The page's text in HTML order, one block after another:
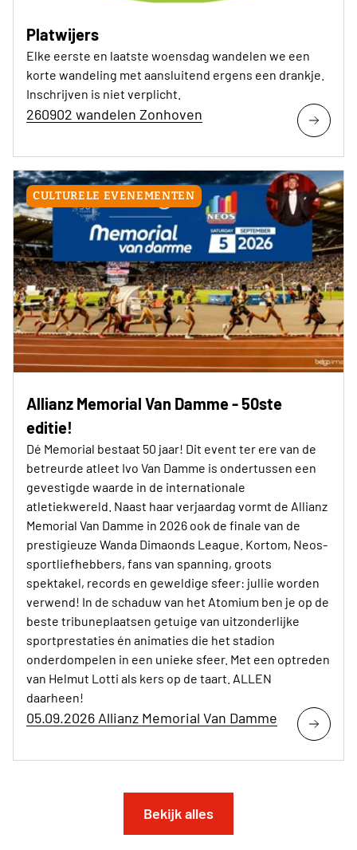
Platwijers
Elke eerste en laatste woensdag wandelen we een
korte wandeling met aansluitend ergens een drankje.
Inschrijven is niet verplicht.
260902 wandelen Zonhoven
CULTURELE EVENEMENTEN
Allianz Memorial Van Damme - 50ste
editie!
Dé Memorial bestaat 50 jaar! Dit event ter ere van de
betreurde atleet Ivo Van Damme is ondertussen een
gevestigde waarde in de internationale
atletiekwereld. Naast haar verjaardag vormt de Allianz
Memorial Van Damme in 2026 ook de finale van de
prestigieuze Wanda Dimaonds League. Kortom, Neos-
sportliefhebbers, fans van spanning, groots
spektakel, records en geweldige sfeer: jullie worden
verwend! In de schaduw van het Atomium ben je op de
beste tribuneplaatsen getuige van uitzonderlijke
sportprestaties én animaties die het stadion
onderdompelen in een unieke sfeer. Met een optreden
van Helmut Lotti als kers op de taart. ALLEN
daarheen!
05.09.2026 Allianz Memorial Van Damme
Bekijk alles